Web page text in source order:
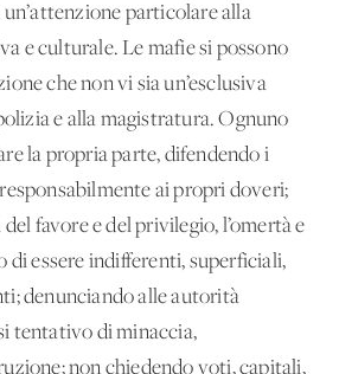
particolare alla
e culturale. Le mafie si possono
che non vi sia un’esclusiva
e alla magistratura. Ognuno
la propria parte, difendendo i
ai propri doveri;
favore e del privilegio, l’omertà e
di essere indifferenti, superficiali,
denunciando alle autorità
tentativo di minaccia,
non chiedendo voti, capitali,